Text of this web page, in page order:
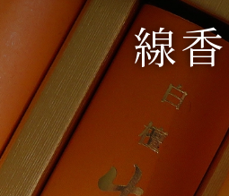
線香